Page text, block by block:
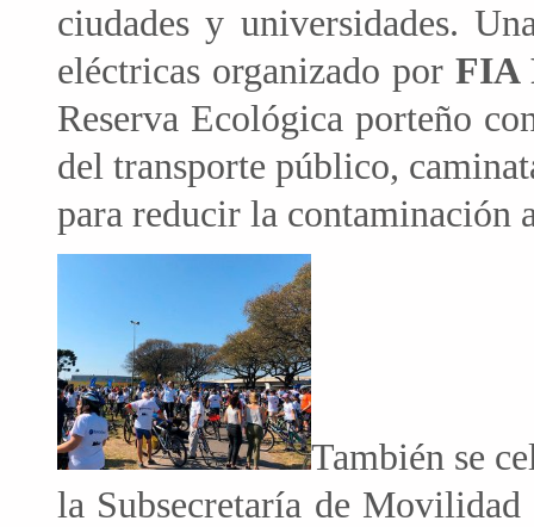
ciudades y universidades.
eléctricas organizado por FIA
Reserva Ecológica porteño
del transporte público,
para reducir la contaminación
También se
la Subsecretaría de Movilidad